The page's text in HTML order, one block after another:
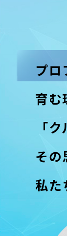
プロ
育む
「
その
私た